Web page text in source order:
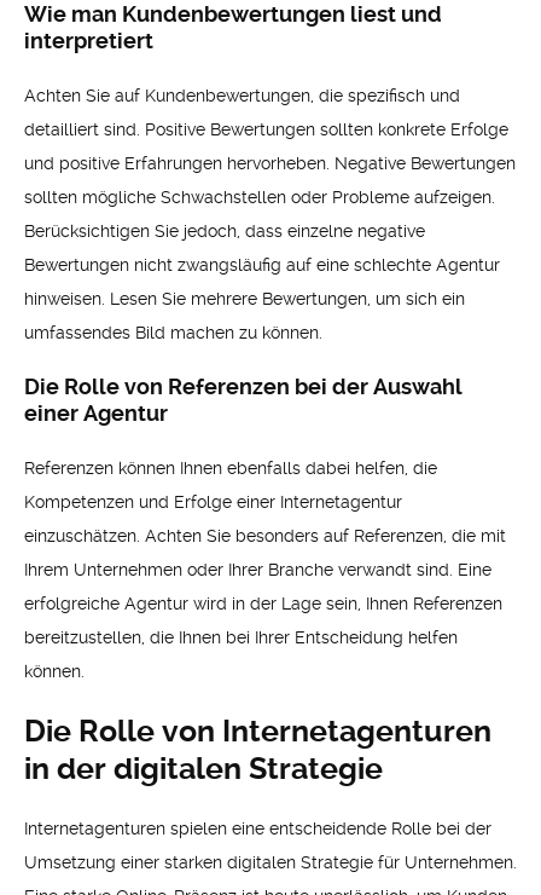
Wie man Kundenbewertungen liest und
interpretiert
Achten Sie auf Kundenbewertungen, die spezifisch und
detailliert sind. Positive Bewertungen sollten konkrete Erfolge
und positive Erfahrungen hervorheben. Negative Bewertungen
sollten mögliche Schwachstellen oder Probleme aufzeigen.
Berücksichtigen Sie jedoch, dass einzelne negative
Bewertungen nicht zwangsläufig auf eine schlechte Agentur
hinweisen. Lesen Sie mehrere Bewertungen, um sich ein
umfassendes Bild machen zu können.
Die Rolle von Referenzen bei der Auswahl
einer Agentur
Referenzen können Ihnen ebenfalls dabei helfen, die
Kompetenzen und Erfolge einer Internetagentur
einzuschätzen. Achten Sie besonders auf Referenzen, die mit
Ihrem Unternehmen oder Ihrer Branche verwandt sind. Eine
erfolgreiche Agentur wird in der Lage sein, Ihnen Referenzen
bereitzustellen, die Ihnen bei Ihrer Entscheidung helfen
können.
Die Rolle von Internetagenturen
in der digitalen Strategie
Internetagenturen spielen eine entscheidende Rolle bei der
Umsetzung einer starken digitalen Strategie für Unternehmen.